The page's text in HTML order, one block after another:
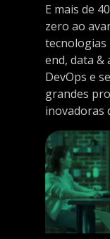
E mais de
zero ao
tecnologias
end, data &
DevOps e
grandes
inovadoras